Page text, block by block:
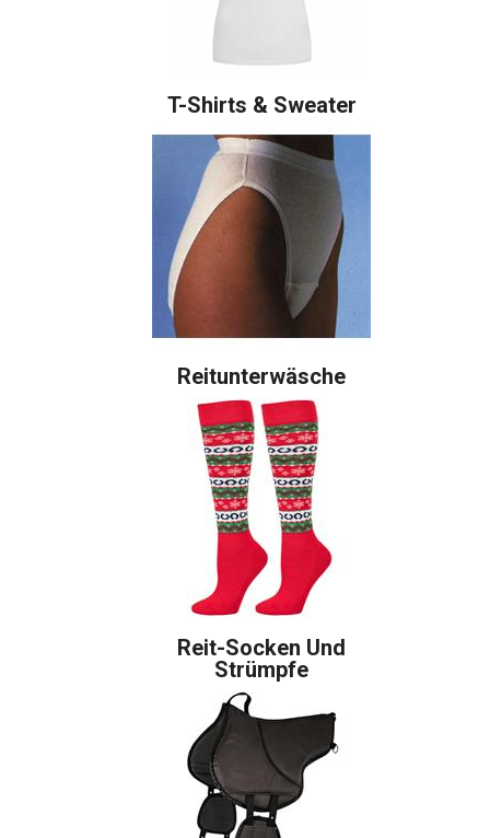
T-Shirts & Sweater
Reitunterwäsche
Reit-Socken Und
Strümpfe